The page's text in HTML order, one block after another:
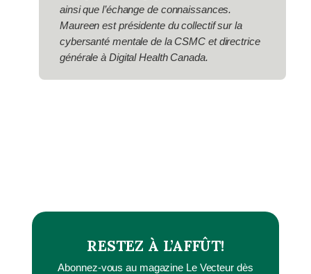
RESTEZ À L’AFFÛT!
Abonnez-vous au magazine Le Vecteur dès
ainsi que l’échange de connaissances.
Maureen est présidente du collectif sur la
cybersanté mentale de la CSMC et directrice
générale à Digital Health Canada.